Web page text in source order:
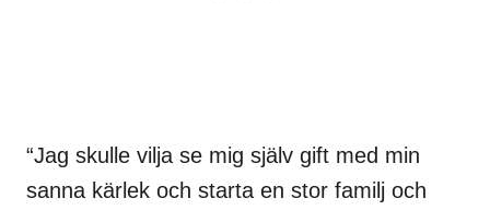
“Jag skulle vilja se mig själv gift med min
sanna kärlek och starta en stor familj och